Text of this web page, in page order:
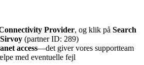
Provider, og klik på Search
Sirvoy (partner ID: 289)
access—det giver vores supportteam
lpe med eventuelle fejl